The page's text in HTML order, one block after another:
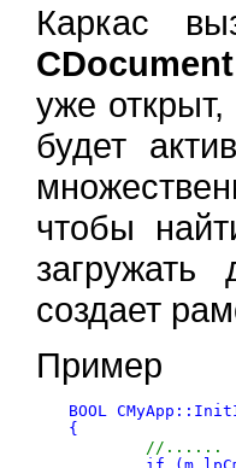
Каркас
CDocument
уже
будет
чтобы
создает
Пример
BOOL
{
//......